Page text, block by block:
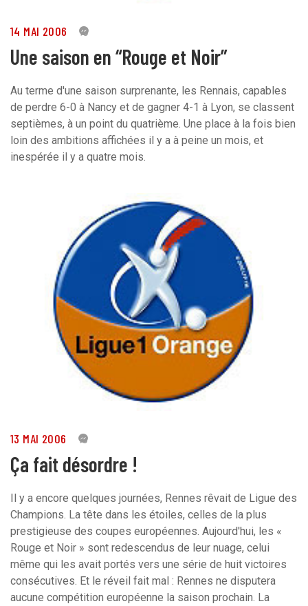
14 MAI 2006 0
Une saison en “Rouge et Noir”
Au terme d'une saison surprenante, les Rennais, capables
de perdre 6-0 à Nancy et de gagner 4-1 à Lyon, se classent
septièmes, à un point du quatrième. Une place à la fois bien
loin des ambitions affichées il y a à peine un mois, et
inespérée il y a quatre mois.
13 MAI 2006 0
Ça fait désordre !
Il y a encore quelques journées, Rennes rêvait de Ligue des
Champions. La tête dans les étoiles, celles de la plus
prestigieuse des coupes européennes. Aujourd'hui, les «
Rouge et Noir » sont redescendus de leur nuage, celui
même qui les avait portés vers une série de huit victoires
consécutives. Et le réveil fait mal : Rennes ne disputera
aucune compétition européenne la saison prochain. La